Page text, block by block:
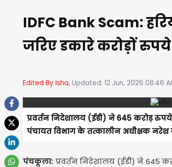
IDFC Bank Scam:
जरिए डकारे करोड़ों रुपये
Edited By Isha, Updated: 12 Jun, 2026 08:46
प्रवर्तन निदेशालय (ईडी) ने 645 करोड़
पंचायत विभाग के तत्कालीन अधीक्षक नरेश
पंचकूला: प्रवर्तन निदेशालय (ईडी) ने 645